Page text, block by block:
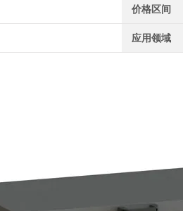
价格区间
应用领域